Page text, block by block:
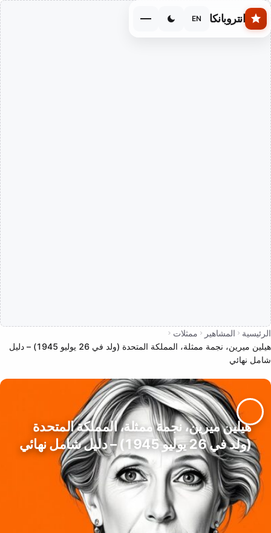
Skip to main content
انتروبانكا EN
الرئيسية المشاهير
ممثلات
هيلين ميرين، نجمة ممثلة، المملكة المتحدة (ولد في 26 يوليو 1945) – دليل
شامل نهائي
هيلين ميرين، نجمة ممثلة، المملكة المتحدة
(ولد في 26 يوليو 1945) – دليل شامل نهائي